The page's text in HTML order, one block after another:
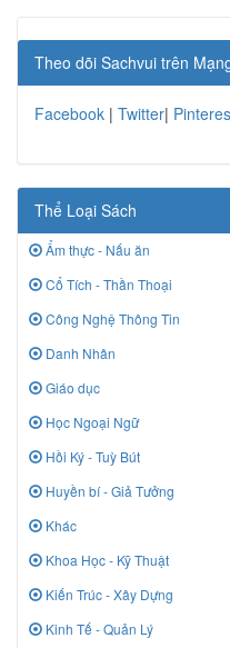
Theo dõi Sachvui trên
Facebook | Twitter|
Thể Loại Sách
Ẩm thực - Nấu ăn
Cổ Tích - Thần Thoại
Công Nghệ Thông Tin
Danh Nhân
Giáo dục
Học Ngoại Ngữ
Hồi Ký - Tuỳ Bút
Huyền bí - Giả Tưởng
Khác
Khoa Học - Kỹ Thuật
Kiến Trúc - Xây Dựng
Kinh Tế - Quản Lý